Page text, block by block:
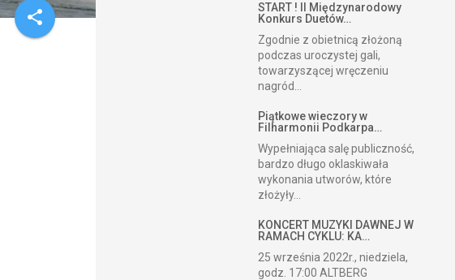
share
START ! II Międzynarodowy
Konkurs Duetów…
Zgodnie z obietnicą złożoną
podczas uroczystej gali,
towarzyszącej wręczeniu
nagród...
Piątkowe wieczory w
Filharmonii Podkarpa…
Wypełniająca salę publiczność,
bardzo długo oklaskiwała
wykonania utworów, które
złożyły...
KONCERT MUZYKI DAWNEJ W
RAMACH CYKLU: KA…
25 września 2022r., niedziela,
godz. 17:00 ALTBERG